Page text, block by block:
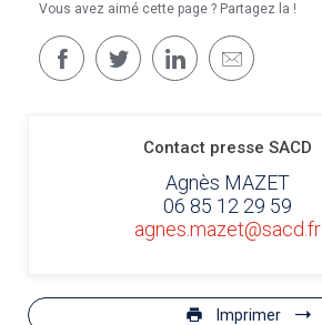
Vous avez aimé cette page ? Partagez la !
Contact presse SACD
Agnès MAZET
06 85 12 29 59
agnes.mazet@sacd.fr
Imprimer